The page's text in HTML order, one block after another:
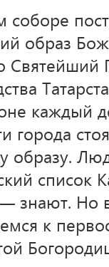
соборе
образ
Святейший
каждый
города
образу.
список
знают. Но
к